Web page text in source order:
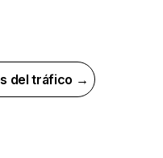
del tráfico →